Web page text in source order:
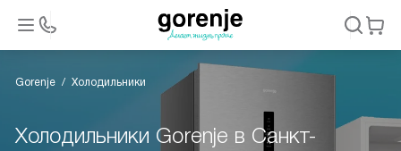
Gorenje Холодильники
Холодильники Gorenje в Санкт-